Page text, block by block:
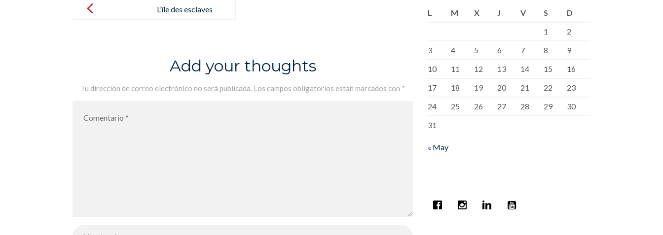
navigation
L’île des esclaves
Add your thoughts
Tu dirección de correo electrónico no será publicada. Los campos obligatorios están marcados con *
L
M X J V S
D
1
2
3
4 5 6 7 8
9
10
11 12 13 14 15
16
17
18 19 20 21 22
23
24
25 26 27 28 29
30
31
« May